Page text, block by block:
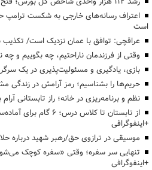
اعتراف رسانه‌های خارجی به شکست ترامپ
است
عراقچی: توافق با عمان نزدیک است/ تکذیب سهم ۱۱ درصدی ایران
وقتی از فرزندمان ناراحتیم، چه بگوییم و چه
بازی، یادگیری و مسئولیت‌پذیری در یک
حریم‌ها را بشناسیم؛ رمز آرامش در زندگی
نظم و برنامه‌ریزی در خانه؛ راز تابستانی
از تابستان تا کلاس
+اینفوگرافی
موسیقی در ترازوی حق/رهبر شهید درباره
تنهایی سر سفره؛ وقتی «سفره کوچک
+اینفوگرافی